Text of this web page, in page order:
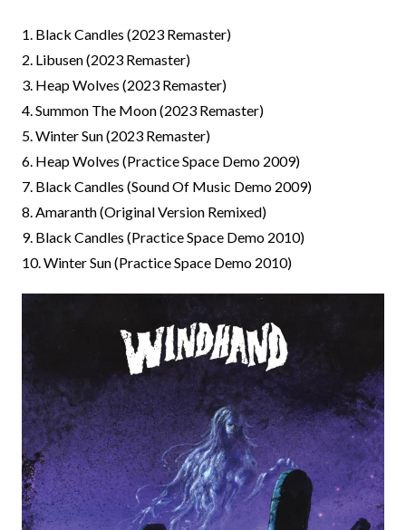
1. Black Candles (2023 Remaster)
2. Libusen (2023 Remaster)
3. Heap Wolves (2023 Remaster)
4. Summon The Moon (2023 Remaster)
5. Winter Sun (2023 Remaster)
6. Heap Wolves (Practice Space Demo 2009)
7. Black Candles (Sound Of Music Demo 2009)
8. Amaranth (Original Version Remixed)
9. Black Candles (Practice Space Demo 2010)
10. Winter Sun (Practice Space Demo 2010)